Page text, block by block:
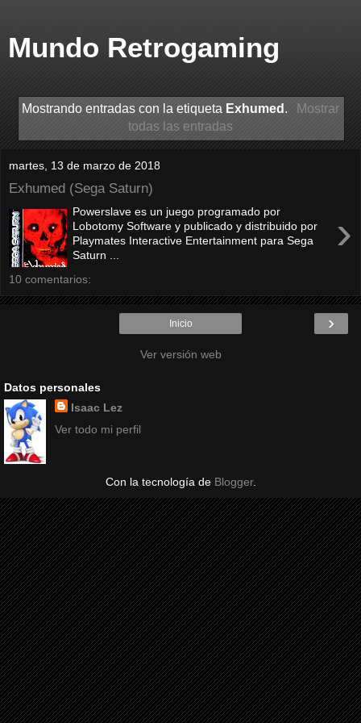
Mundo Retrogaming
Mostrando entradas con la etiqueta Exhumed .
Mostrar
todas las entradas
martes, 13 de marzo de 2018
Exhumed (Sega Saturn)
›
Powerslave es un juego programado por
Lobotomy Software y publicado y distribuido por
Playmates Interactive Entertainment para Sega
Saturn ...
10 comentarios:
›
Inicio
Ver versión web
Datos personales
Isaac Lez
Ver todo mi perfil
Con la tecnología de Blogger.